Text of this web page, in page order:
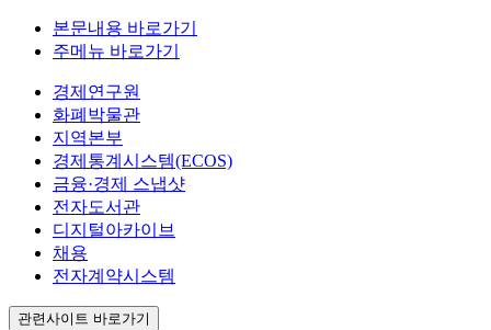
본문내용 바로가기
주메뉴 바로가기
경제연구원
화폐박물관
지역본부
경제통계시스템(ECOS)
금융·경제 스냅샷
전자도서관
디지털아카이브
채용
전자계약시스템
관련사이트 바로가기